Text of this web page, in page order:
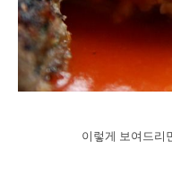
이렇게 보여드리